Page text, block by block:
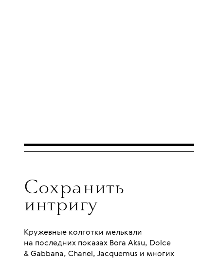
Сохранить
интригу
Кружевные колготки мелькали
на последних показах Bora Aksu, Dolce
& Gabbana, Chanel, Jacquemus и многих